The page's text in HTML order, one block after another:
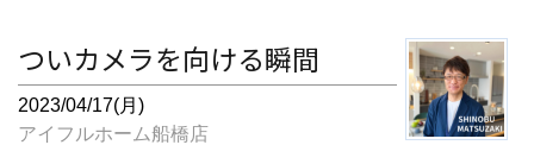
ついカメラを向ける瞬間
2023/04/17(月)
アイフルホーム船橋店